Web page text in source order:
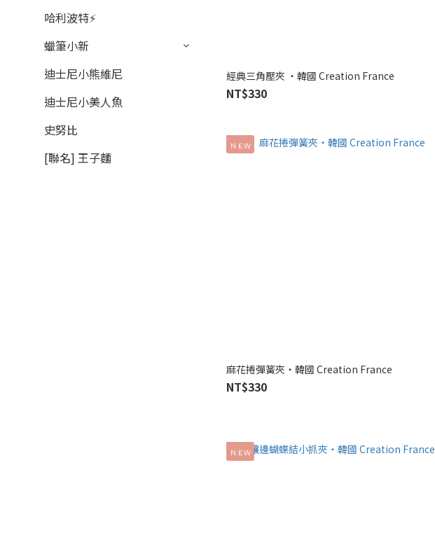
哈利波特⚡
蠟筆小新
迪士尼小熊維尼
迪士尼小美人魚
史努比
[聯名] 王子麵
經典三角壓夾 ‧韓國 Creation France
NT$330
ＮＥＷ
麻花捲彈簧夾‧韓國 Creation France
NT$330
ＮＥＷ